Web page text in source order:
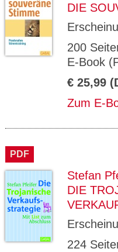
DIE
200
E-Book
€ 25,99
Zum E-
PDF
Stefan
DIE
224